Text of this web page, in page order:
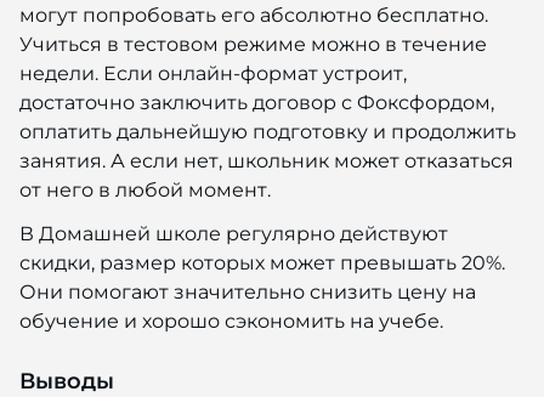
могут попробовать его абсолютно бесплатно.
Учиться в тестовом режиме можно в течение
недели. Если онлайн-формат устроит,
достаточно заключить договор с Фоксфордом,
оплатить дальнейшую подготовку и продолжить
занятия. А если нет, школьник может отказаться
от него в любой момент.
В Домашней школе регулярно действуют
скидки, размер которых может превышать 20%.
Они помогают значительно снизить цену на
обучение и хорошо сэкономить на учебе.
Выводы